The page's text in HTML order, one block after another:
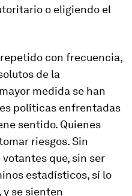
o eligiendo el
con frecuencia,
de la
medida se han
políticas enfrentadas
sentido. Quienes
riesgos. Sin
que, sin ser
estadísticos, sí lo
se sienten